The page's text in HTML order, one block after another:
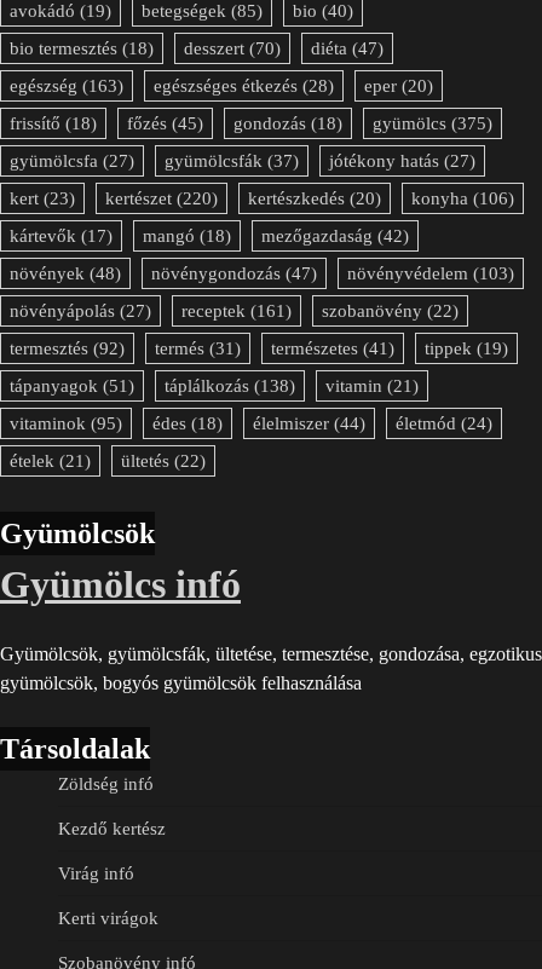
avokádó (19) betegségek (85) bio (40)
bio termesztés (18) desszert (70) diéta (47)
egészség (163) egészséges étkezés (28) eper (20)
frissítő (18) főzés (45) gondozás (18) gyümölcs (375)
gyümölcsfa (27) gyümölcsfák (37) jótékony hatás (27)
kert (23) kertészet (220) kertészkedés (20) konyha (106)
kártevők (17) mangó (18) mezőgazdaság (42)
növények (48) növénygondozás (47) növényvédelem (103)
növényápolás (27) receptek (161) szobanövény (22)
termesztés (92) termés (31) természetes (41) tippek (19)
tápanyagok (51) táplálkozás (138) vitamin (21)
vitaminok (95) édes (18) élelmiszer (44) életmód (24)
ételek (21) ültetés (22)
Gyümölcsök
Gyümölcs infó
Gyümölcsök, gyümölcsfák, ültetése, termesztése, gondozása, egzotikus
gyümölcsök, bogyós gyümölcsök felhasználása
Társoldalak
Zöldség infó
Kezdő kertész
Virág infó
Kerti virágok
Szobanövény infó